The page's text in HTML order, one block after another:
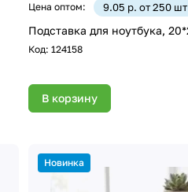
Цена оптом: 9.05 р. от 250 шт
Подставка для ноутбука,
Код: 124158
В корзину
Новинка